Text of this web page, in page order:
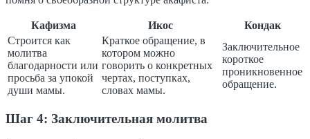
Кафизма Икос
Кондак
Строится как
молитва
благодарности или
просьба за упокой
души мамы.
Краткое обращение, в
котором можно
говорить о конкретных
чертах, поступках,
словах мамы.
Заключительное
короткое
проникновенное
обращение.
Шаг 4: Заключительная молитва